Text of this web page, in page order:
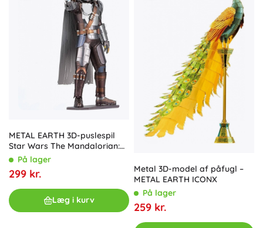
METAL EARTH 3D-puslespil
Star Wars The Mandalorian:
Mando (ICONX)
På lager
299 kr.
Læg i kurv
Metal 3D-model af påfugl –
METAL EARTH ICONX
På lager
259 kr.